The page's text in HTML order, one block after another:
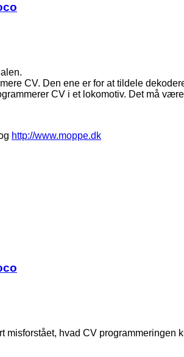
CV. Den ene er for at tildele
CV i et lokomotiv. Det må
http://www.moppe.dk
misforstået, hvad CV programmeringen